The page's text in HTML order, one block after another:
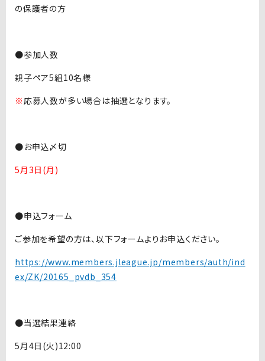
の保護者の方
●参加人数
親子ペア5組10名様
※ 応募人数が多い場合は抽選となります。
●お申込〆切
5月3日(月)
●申込フォーム
ご参加を希望の方は、以下フォームよりお申込ください。
https://www.members.jleague.jp/members/auth/ind
ex/ZK/20165_pvdb_354
●当選結果連絡
5月4日(火)12:00